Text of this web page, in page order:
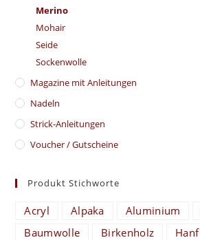
Merino
Mohair
Seide
Sockenwolle
Magazine mit Anleitungen
Nadeln
Strick-Anleitungen
Voucher / Gutscheine
Produkt Stichworte
Acryl Alpaka Aluminium
Baumwolle
Birkenholz Hanf